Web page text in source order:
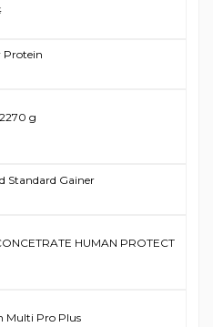
Protein
g
Standard Gainer
HUMAN PROTECT
Multi Pro Plus